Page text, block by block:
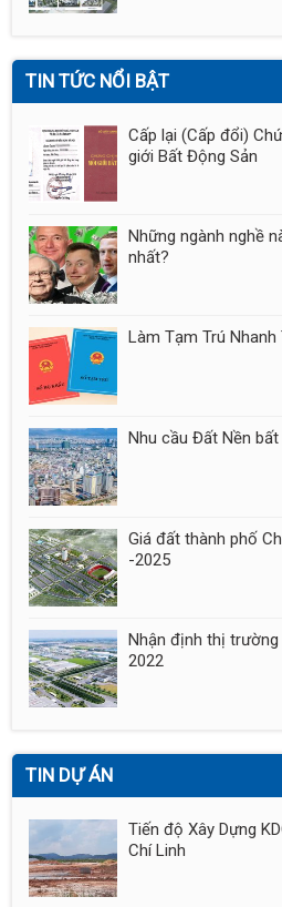
TIN TỨC NỔI BẬT
Cấp lại (Cấp đổi)
giới Bất Động Sản
Những ngành nghề
nhất?
Làm Tạm Trú Nhanh
Nhu cầu Đất Nền
Giá đất thành phố
-2025
Nhận định thị trường
2022
TIN DỰ ÁN
Tiến độ Xây Dựng
Chí Linh